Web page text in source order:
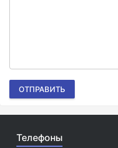
ОТПРАВИТЬ
Телефоны